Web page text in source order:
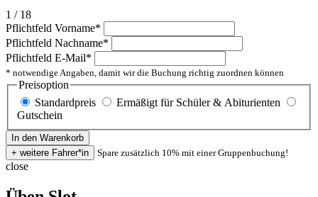
1 / 18
Pflichtfeld Vorname*
Pflichtfeld Nachname*
Pflichtfeld E-Mail*
* notwendige Angaben, damit wir die Buchung richtig zuordnen können
Preisoption
Standardpreis
Ermäßigt für Schüler & Abiturienten
Gutschein
Spare zusätzlich 10% mit einer Gruppenbuchung!
close